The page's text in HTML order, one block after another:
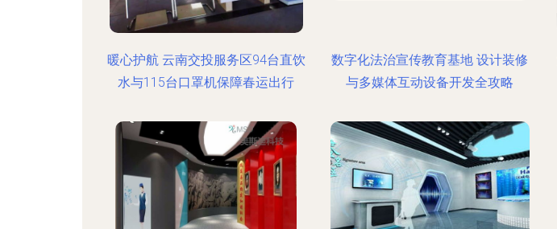
暖心护航 云南交投服务区94台直饮
水与115台口罩机保障春运出行
数字化法治宣传教育基地 设计装修
与多媒体互动设备开发全攻略